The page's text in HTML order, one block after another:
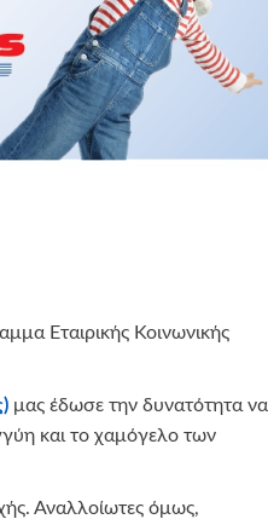
Εταιρικής Κοινωνικής
) μας έδωσε την δυνατότητα να
και το χαμόγελο των
Αναλλοίωτες όμως,